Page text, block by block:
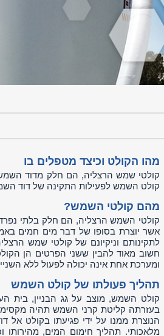
מהו הקולט וכיצד מטפלים בו
קולטי שמש הרצליה, הם חלק מדוד השמש
קולט השמש לפעילות התקינה של דוד
מהם קולטי השמש?
קולטי השמש הרצליה, הם חלק בלתי
אשר יוצרת בסופו של דבר מים חמים
לתקינותם וניקיונם של קולטי שמש
חשוב מאוד להבין ששני הפרטים הן
ומערכת אחת אינה יכולה לפעול ללא
תהליך פעולתו של קולט השמש
קולט השמש, מוצב על גג הבניין, בית
בעזרתה קליטת קרני השמש תהיה
הנוצרת ממנו על ידי פגיעתו בקולט
מלאכותי. תהליך חימום המים,